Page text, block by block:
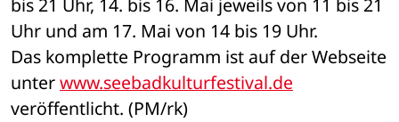
bis 21 Uhr, 14. bis 16. Mai jeweils von 11 bis 21
Uhr und am 17. Mai von 14 bis 19 Uhr.
Das komplette Programm ist auf der Webseite
unter www.seebadkulturfestival.de
veröffentlicht. (PM/rk)